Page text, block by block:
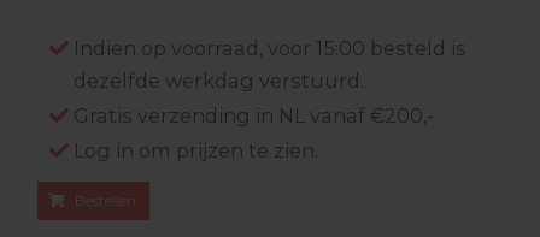
Indien op voorraad, voor 15:00 besteld is
dezelfde werkdag verstuurd.
Gratis verzending in NL vanaf €200,-
Log in om prijzen te zien.
Bestellen